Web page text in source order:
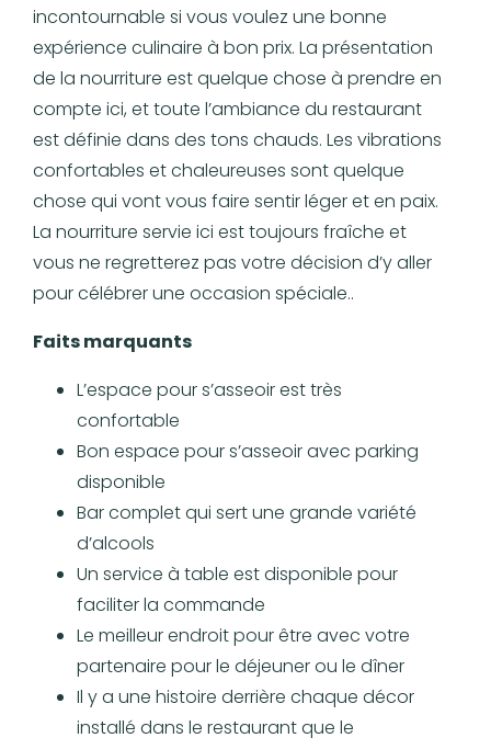
incontournable si vous voulez une bonne
expérience culinaire à bon prix. La présentation
de la nourriture est quelque chose à prendre en
compte ici, et toute l’ambiance du restaurant
est définie dans des tons chauds. Les vibrations
confortables et chaleureuses sont quelque
chose qui vont vous faire sentir léger et en paix.
La nourriture servie ici est toujours fraîche et
vous ne regretterez pas votre décision d’y aller
pour célébrer une occasion spéciale..
Faits marquants
L’espace pour s’asseoir est très
confortable
Bon espace pour s’asseoir avec parking
disponible
Bar complet qui sert une grande variété
d’alcools
Un service à table est disponible pour
faciliter la commande
Le meilleur endroit pour être avec votre
partenaire pour le déjeuner ou le dîner
Il y a une histoire derrière chaque décor
installé dans le restaurant que le